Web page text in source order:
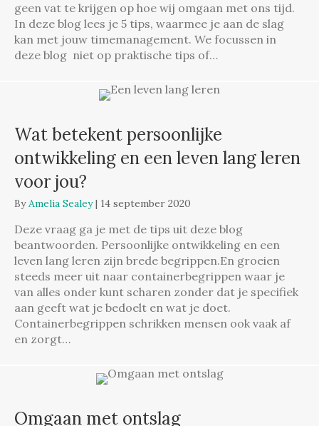
geen vat te krijgen op hoe wij omgaan met ons tijd.
In deze blog lees je 5 tips, waarmee je aan de slag
kan met jouw timemanagement. We focussen in
deze blog niet op praktische tips of…
Wat betekent persoonlijke
ontwikkeling en een leven lang leren
voor jou?
ByAmelia Sealey | 14 september 2020
Deze vraag ga je met de tips uit deze blog
beantwoorden. Persoonlijke ontwikkeling en een
leven lang leren zijn brede begrippen.En groeien
steeds meer uit naar containerbegrippen waar je
van alles onder kunt scharen zonder dat je specifiek
aan geeft wat je bedoelt en wat je doet.
Containerbegrippen schrikken mensen ook vaak af
en zorgt…
Omgaan met ontslag